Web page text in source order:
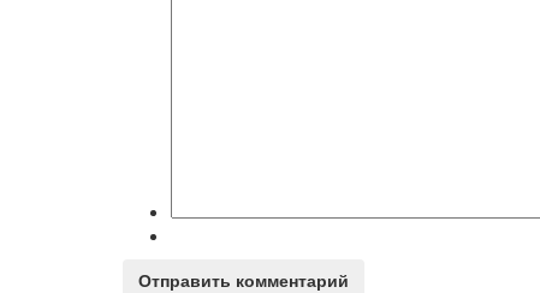
Отправить комментарий